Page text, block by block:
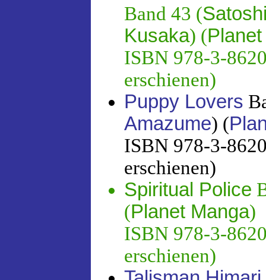
Band 43 (
Kusaka) (
ISBN 978-3-
erschienen)
Puppy Lovers
Amazume) (
ISBN 978-3-
erschienen)
Spiritual Police
(Planet Manga)
ISBN 978-3-
erschienen)